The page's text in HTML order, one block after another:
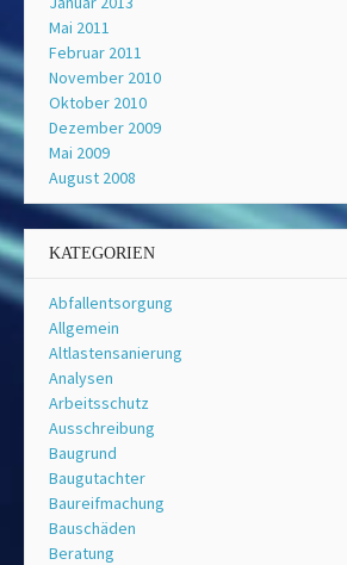
Mai 2011
Februar 2011
November 2010
Oktober 2010
Dezember 2009
Mai 2009
August 2008
KATEGORIEN
Abfallentsorgung
Allgemein
Altlastensanierung
Analysen
Arbeitsschutz
Ausschreibung
Baugrund
Baugutachter
Baureifmachung
Bauschäden
Beratung